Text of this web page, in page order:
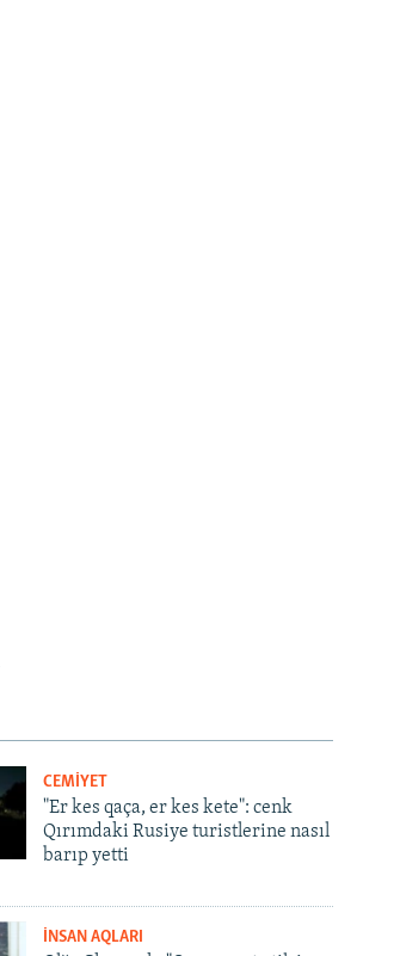
CEMİYET
"Er kes qaça, er kes kete": cenk
Qırımdaki Rusiye turistlerine nasıl
barıp yetti
İNSAN AQLARI